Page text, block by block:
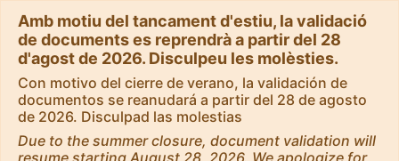
Amb motiu del tancament d'estiu, la validació
de documents es reprendrà a partir del 28
d'agost de 2026. Disculpeu les molèsties.
Con motivo del cierre de verano, la validación de
documentos se reanudará a partir del 28 de agosto
de 2026. Disculpad las molestias
Due to the summer closure, document validation will
resume starting August 28, 2026. We apologize for